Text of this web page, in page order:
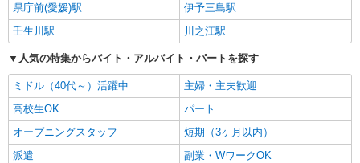
県庁前(愛媛)駅
伊予三島駅
壬生川駅
川之江駅
人気の特集からバイト・アルバイト・パートを探す
ミドル（40代～）活躍中
主婦・主夫歓迎
高校生OK
パート
オープニングスタッフ
短期（3ヶ月以内）
派遣
副業・WワークOK